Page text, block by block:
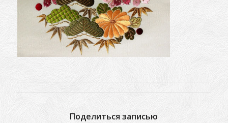
Поделиться записью